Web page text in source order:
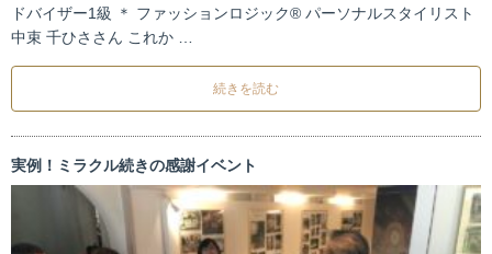
ドバイザー1級 ＊ ファッションロジック® パーソナルスタイリスト
中束 千ひささん これか …
続きを読む
実例！ミラクル続きの感謝イベント